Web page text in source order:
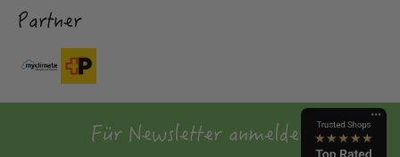
Partner
Für Newsletter anmelden